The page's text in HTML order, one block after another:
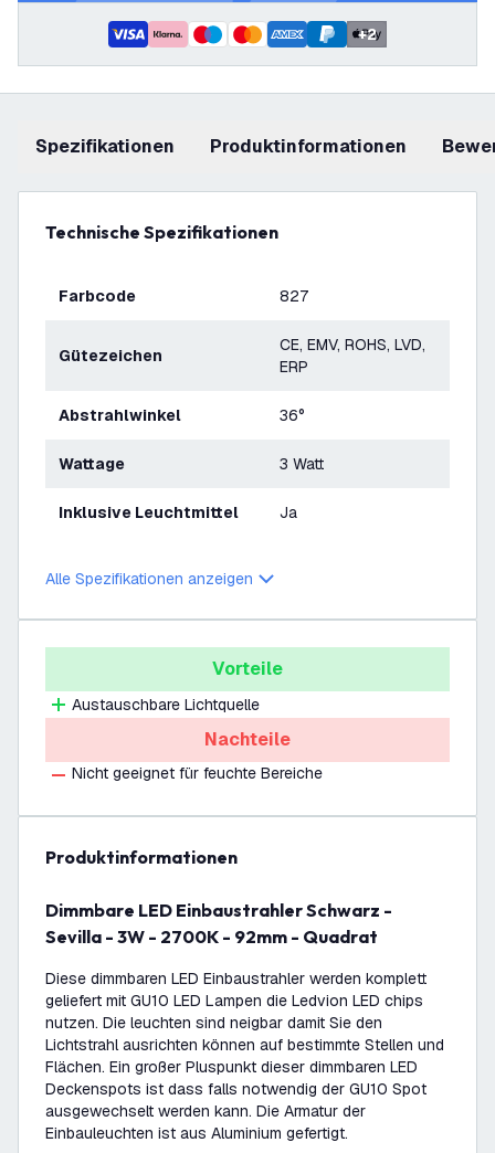
+2
Spezifikationen Produktinformationen
Technische Spezifikationen
Farbcode 827
Gütezeichen
CE, EMV, ROHS, LVD,
ERP
Abstrahlwinkel 36°
Wattage 3 Watt
Inklusive Leuchtmittel Ja
Alle Spezifikationen anzeigen
Vorteile
Austauschbare Lichtquelle
Nachteile
Nicht geeignet für feuchte Bereiche
Produktinformationen
Dimmbare LED Einbaustrahler Schwarz -
Sevilla - 3W - 2700K - 92mm - Quadrat
Diese dimmbaren LED Einbaustrahler werden komplett
geliefert mit GU10 LED Lampen die Ledvion LED chips
nutzen. Die leuchten sind neigbar damit Sie den
Lichtstrahl ausrichten können auf bestimmte Stellen und
Flächen. Ein großer Pluspunkt dieser dimmbaren LED
Deckenspots ist dass falls notwendig der GU10 Spot
ausgewechselt werden kann. Die Armatur der
Einbauleuchten ist aus Aluminium gefertigt.